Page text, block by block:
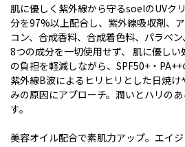
肌に優しく紫外線から守るsoelのUVク
分を97%以上配合し、紫外線吸収剤、
コン、合成香料、合成着色料、パラベ
8つの成分を一切使用せず、 肌に優し
の負担を軽減しながら、SPF50+・PA++
紫外線B波によるヒリヒリとした日焼け
みの原因にアプローチ。潤いとハリの
す。
美容オイル配合で素肌力アップ。エイジ